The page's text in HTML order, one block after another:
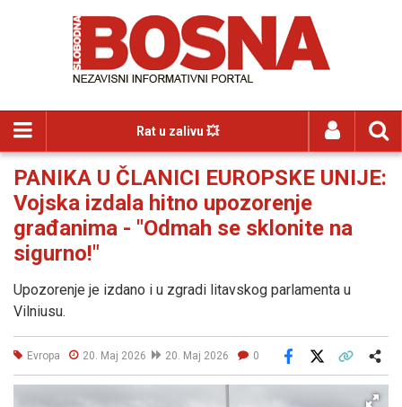
Rat u zalivu 💥
PANIKA U ČLANICI EUROPSKE UNIJE:
Vojska izdala hitno upozorenje
građanima - "Odmah se sklonite na
sigurno!"
Upozorenje je izdano i u zgradi litavskog parlamenta u
Vilniusu.
Evropa 20. Maj 2026 20. Maj 2026 0
Facebook